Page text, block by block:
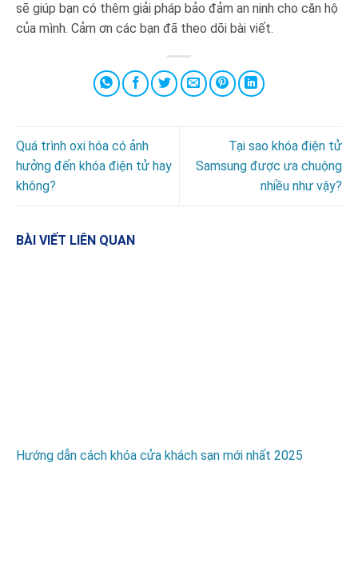
sẽ giúp bạn có thêm giải pháp bảo đảm an ninh cho căn hộ
của mình. Cảm ơn các bạn đã theo dõi bài viết.
Quá trình oxi hóa có ảnh
hưởng đến khóa điện tử hay
không?
Tại sao khóa điện tử
Samsung được ưa chuộng
nhiều như vậy?
BÀI VIẾT LIÊN QUAN
Hướng dẫn cách khóa cửa khách sạn mới nhất 2025